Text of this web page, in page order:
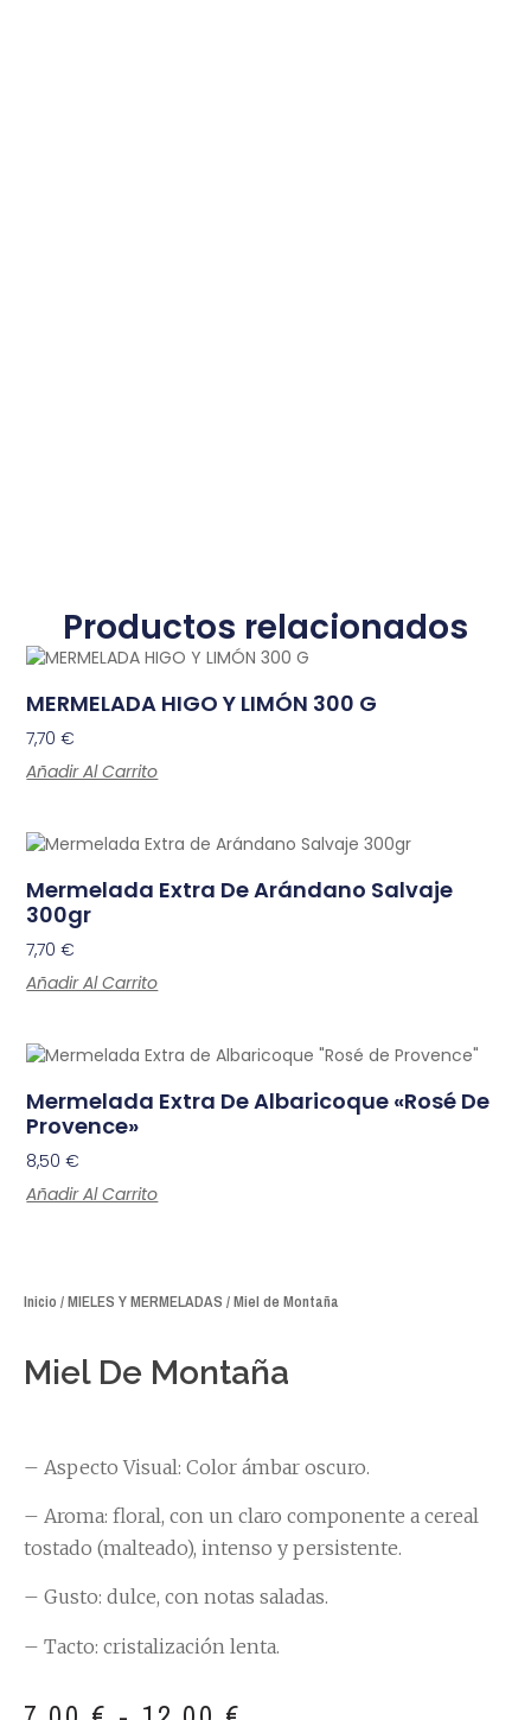
Productos relacionados
MERMELADA HIGO Y LIMÓN 300 G
7,70€
Añadir Al Carrito
Mermelada Extra De Arándano Salvaje
300gr
7,70€
Añadir Al Carrito
Mermelada Extra De Albaricoque «Rosé De
Provence»
8,50€
Añadir Al Carrito
Inicio /MIELES Y MERMELADAS / Miel de Montaña
Miel De Montaña
– Aspecto Visual: Color ámbar oscuro.
– Aroma: floral, con un claro componente a cereal
tostado (malteado), intenso y persistente.
– Gusto: dulce, con notas saladas.
– Tacto: cristalización lenta.